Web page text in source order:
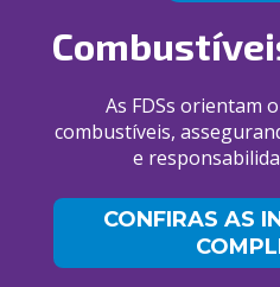
As FDSs orientam
combustíveis,
e
CONFIRAS AS